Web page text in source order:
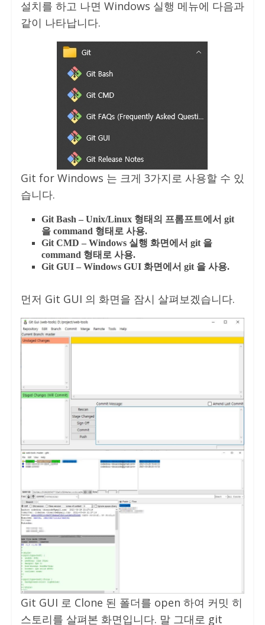
설치를 하고 나면 Windows 실행 메뉴에 다음과
같이 나타납니다.
Git for Windows 는 크게 3가지로 사용할 수 있
습니다.
Git Bash – Unix/Linux 형태의 프롬프트에서 git
을 command 형태로 사용.
Git CMD – Windows 실행 화면에서 git 을
command 형태로 사용.
Git GUI – Windows GUI 화면에서 git 을 사용.
먼저 Git GUI 의 화면을 잠시 살펴보겠습니다.
Git GUI 로 Clone 된 폴더를 open 하여 커밋 히
스토리를 살펴본 화면입니다. 말 그대로 git